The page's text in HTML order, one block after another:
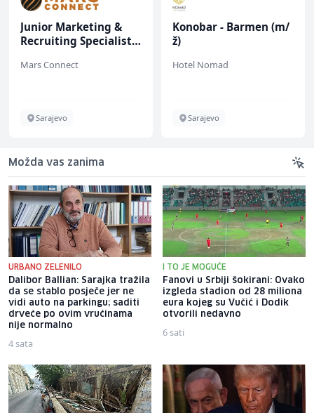
Junior Marketing &
Recruiting Specialist
Mars Connect
Sarajevo
Konobar - Barmen (m/
ž)
Hotel Nomad
Sarajevo
Možda vas zanima
URBANO ZELENILO
Dalibor Ballian: Sarajka tražila
da se stablo posječe jer ne
vidi auto na parkingu; saditi
drveće po ovim vrućinama
nije normalno
4 sata
I TO JE MOGUĆE
Fanovi u Srbiji šokirani: Ovako
izgleda stadion od 28 miliona
eura kojeg su Vučić i Dodik
otvorili nedavno
6 sati